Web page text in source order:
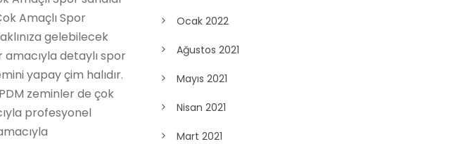
Ocak 2022
Ağustos 2021
Mayıs 2021
Nisan 2021
Mart 2021